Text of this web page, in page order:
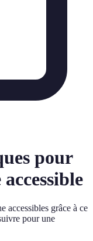
pour
accessibles grâce à ce
pour une